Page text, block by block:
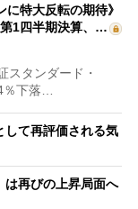
に特大反転の期待》
1四半期決算、…
タンダード・
下落…
して再評価される気
は再びの上昇局面へ